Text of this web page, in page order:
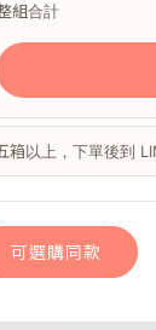
組合計
箱以上，下單後到
可選購同款